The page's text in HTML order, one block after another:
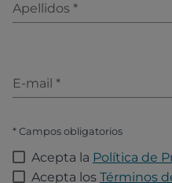
Apellidos *
E-mail *
* Campos obligatorios
Acepta la Política de
Acepta los Términos